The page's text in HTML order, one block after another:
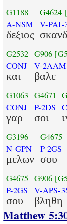
G1188
A-NSM
δεξιος
G4624
V-PAI-
G2532
CONJ
και
G906
V-
βαλε
G1063
CONJ
γαρ
G4671
P-2DS
σοι
G3196
N-GPN
μελων
G4675
P-2GS
σου
G4675
P-2GS
σου
G906
V-APS-
βληθη
Matthew